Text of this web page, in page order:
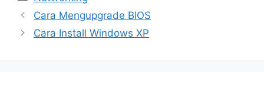
Cara Mengupgrade BIOS
Cara Install Windows XP